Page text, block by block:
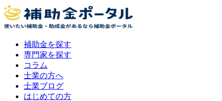
補助金を探す
専門家を探す
コラム
士業の方へ
士業ブログ
はじめての方